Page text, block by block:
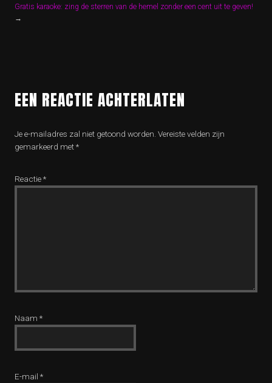
Gratis karaoke: zing de sterren van de hemel zonder een cent uit te geven!
→
EEN REACTIE ACHTERLATEN
Je e-mailadres zal niet getoond worden. Vereiste velden zijn
gemarkeerd met*
Reactie*
Naam *
E-mail *